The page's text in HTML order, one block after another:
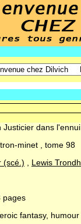
Justicier dans
minet , tome 98
(scé.)
Lewis
pages
fantasy, humour